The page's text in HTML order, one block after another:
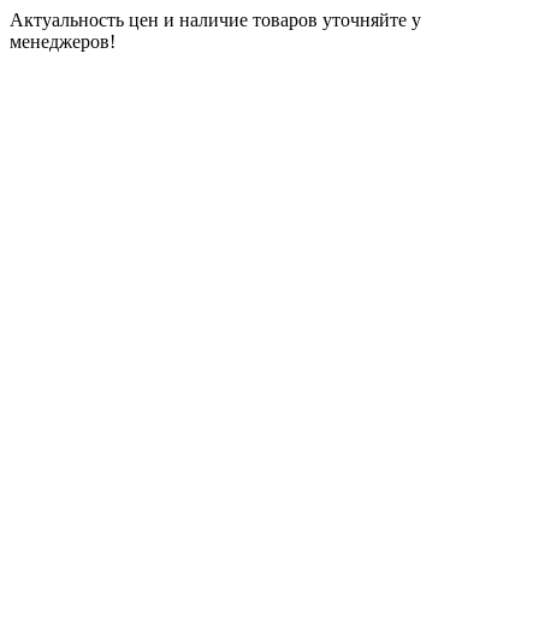
Актуальность цен и наличие товаров уточняйте у
менеджеров!